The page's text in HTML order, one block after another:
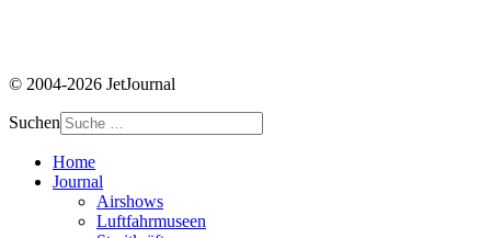
© 2004-2026 JetJournal
Suchen
Home
Journal
Airshows
Luftfahrmuseen